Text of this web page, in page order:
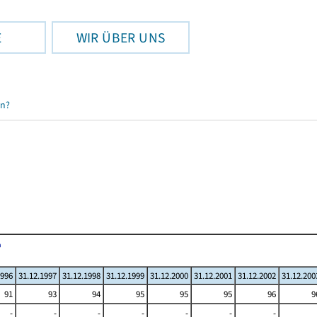
WIR ÜBER UNS
31.12.1997 31.12.1998 31.12.1999 31.12.2000 31.12.2001 31.12.2002
91 93 94 95 95 95 96
- - - - - -
-